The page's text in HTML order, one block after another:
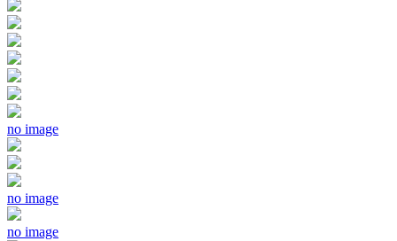
no image
no image
no image